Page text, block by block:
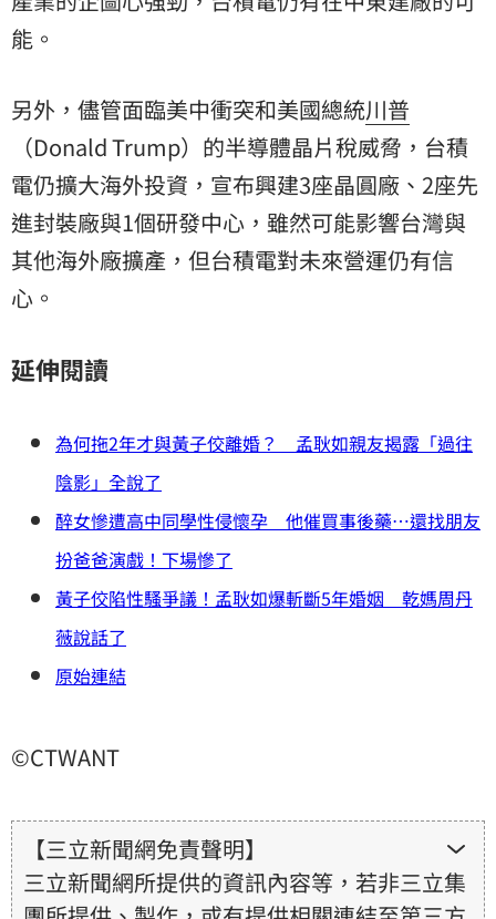
能。
另外，儘管面臨美中衝突和美國總統川普
（Donald Trump）的半導體晶片稅威脅，台積
電仍擴大海外投資，宣布興建3座晶圓廠、2座先
進封裝廠與1個研發中心，雖然可能影響台灣與
其他海外廠擴產，但台積電對未來營運仍有信
心。
延伸閱讀
為何拖2年才與黃子佼離婚？ 孟耿如親友揭露「過往
陰影」全說了
醉女慘遭高中同學性侵懷孕 他催買事後藥…還找朋友
扮爸爸演戲！下場慘了
黃子佼陷性騷爭議！孟耿如爆斬斷5年婚姻 乾媽周丹
薇說話了
原始連結
©CTWANT
【三立新聞網免責聲明】
三立新聞網所提供的資訊內容等，若非三立集